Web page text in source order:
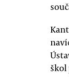
škol